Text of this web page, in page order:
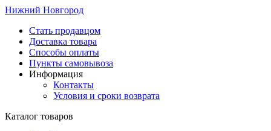
Нижний Новгород
Стать продавцом
Доставка товара
Способы оплаты
Пункты самовывоза
Информация
Контакты
Условия и сроки возврата
Каталог товаров